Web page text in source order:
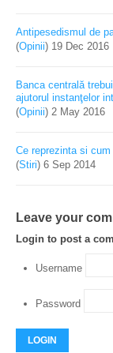
Antipesedismul de
(Opinii) 19 Dec 2016
Banca centrală
ajutorul instanţelor
(Opinii) 2 May 2016
Ce reprezinta si
(Stiri) 6 Sep 2014
Leave your
Login to post a
Username
Password
LOGIN